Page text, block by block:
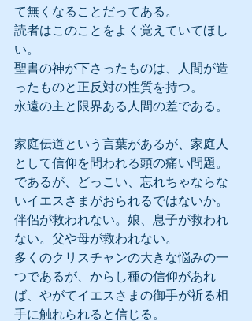
て無くなることだってある。
読者はこのことをよく覚えていてほし
い。
聖書の神が下さったものは、人間が造
ったものと正反対の性質を持つ。
永遠の主と限界ある人間の差である。
家庭伝道という言葉があるが、家庭人
として信仰を問われる頭の痛い問題。
であるが、どっこい、忘れちゃならな
いイエスさまがおられるではないか。
伴侶が救われない。娘、息子が救われ
ない。父や母が救われない。
多くのクリスチャンの大きな悩みの一
つであるが、からし種の信仰があれ
ば、やがてイエスさまの御手が祈る相
手に触れられると信じる。